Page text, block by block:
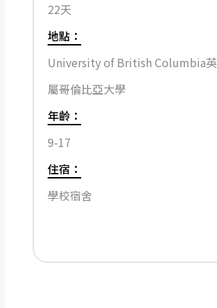
22天
地點：
University of British Columbia英
屬哥倫比亞大學
年齡：
9-17
住宿：
學校宿舍